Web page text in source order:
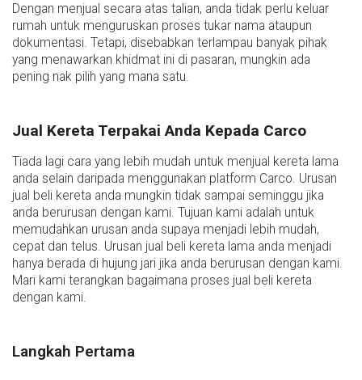
Dengan menjual secara atas talian, anda tidak perlu keluar
rumah untuk menguruskan proses tukar nama ataupun
dokumentasi. Tetapi, disebabkan terlampau banyak pihak
yang menawarkan khidmat ini di pasaran, mungkin ada
pening nak pilih yang mana satu.
Jual Kereta Terpakai Anda Kepada Carco
Tiada lagi cara yang lebih mudah untuk menjual kereta lama
anda selain daripada menggunakan platform Carco. Urusan
jual beli kereta anda mungkin tidak sampai seminggu jika
anda berurusan dengan kami. Tujuan kami adalah untuk
memudahkan urusan anda supaya menjadi lebih mudah,
cepat dan telus. Urusan jual beli kereta lama anda menjadi
hanya berada di hujung jari jika anda berurusan dengan kami.
Mari kami terangkan bagaimana proses jual beli kereta
dengan kami.
Langkah Pertama